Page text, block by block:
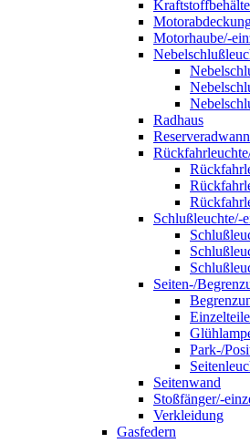
Motorhaube/-
Radhaus
Schlußleuchte/-
Seiten-/
Einzelteile
Park-/
Seitenwand
Stoßfänger/-
Verkleidung
Gasfedern